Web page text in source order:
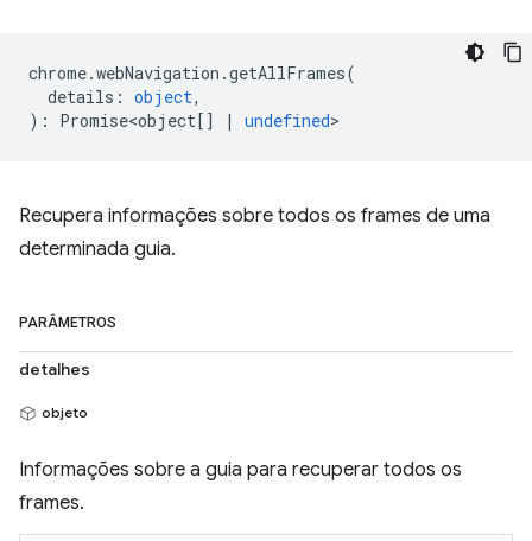
chrome.webNavigation .getAllFrames(
details : object,
) : Promise<object[] | undefined>
Recupera informações sobre todos os frames de uma
determinada guia.
PARÂMETROS
detalhes
objeto
Informações sobre a guia para recuperar todos os
frames.